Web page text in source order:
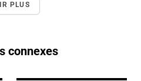
PLUS
connexes